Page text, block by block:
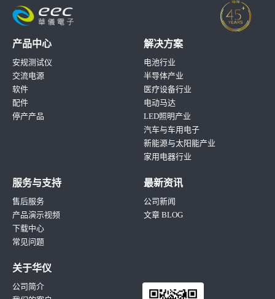
产品中心
安规测试仪
交流电源
软件
配件
停产产品
解决方案
电池行业
半导体产业
医疗设备行业
电动马达
LED照明产业
汽车与车用电子
新能源与太阳能产业
家用电器行业
服务与支持
售后服务
产品演示视频
下载中心
常见问题
最新资讯
公司新闻
文章 BLOG
关于华仪
公司简介